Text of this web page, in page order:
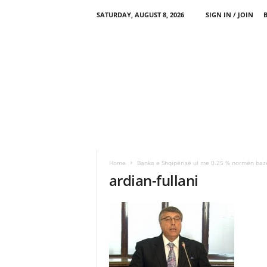
SATURDAY, AUGUST 8, 2026 SIGN IN / JOIN
Home Banka e Shqipërisë ul me 0.25 % normën
ardian-fullani